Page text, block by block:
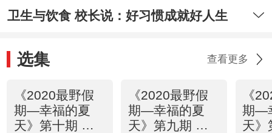
卫生与饮食 校长说：好习惯成就好人生
选集 查看更多
《2020最野假
期—幸福的夏
天》第十期 幸
《2020最野假
期—幸福的夏
天》第九期 天
《
期—
天》